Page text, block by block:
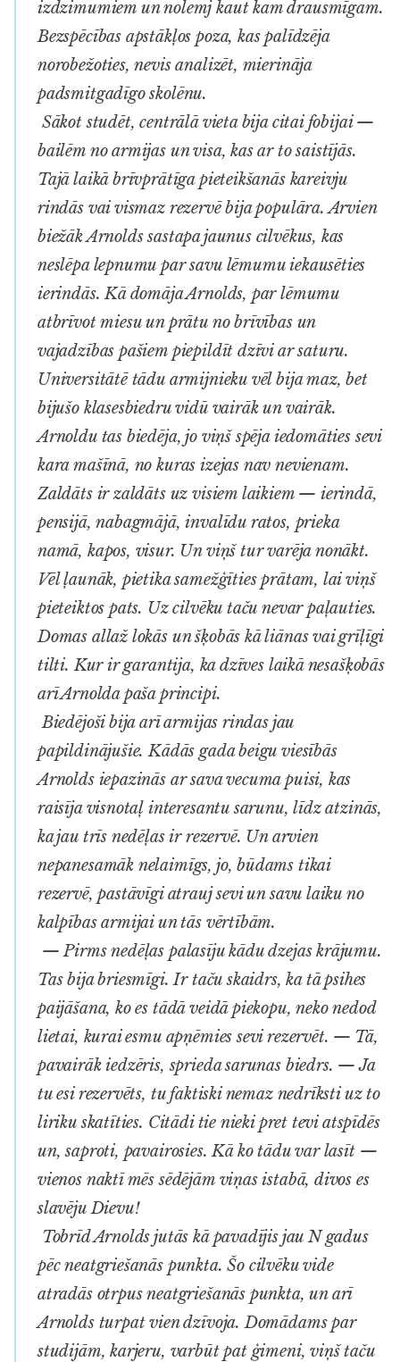
izdzimumiem un nolemj kaut kam drausmīgam.
Bezspēcības apstākļos poza, kas palīdzēja
norobežoties, nevis analizēt, mierināja
padsmitgadīgo skolēnu.
Sākot studēt, centrālā vieta bija citai fobijai —
bailēm no armijas un visa, kas ar to saistījās.
Tajā laikā brīvprātīga pieteikšanās kareivju
rindās vai vismaz rezervē bija populāra. Arvien
biežāk Arnolds sastapa jaunus cilvēkus, kas
neslēpa lepnumu par savu lēmumu iekausēties
ierindās. Kā domāja Arnolds, par lēmumu
atbrīvot miesu un prātu no brīvības un
vajadzības pašiem piepildīt dzīvi ar saturu.
Universitātē tādu armijnieku vēl bija maz, bet
bijušo klasesbiedru vidū vairāk un vairāk.
Arnoldu tas biedēja, jo viņš spēja iedomāties sevi
kara mašīnā, no kuras izejas nav nevienam.
Zaldāts ir zaldāts uz visiem laikiem — ierindā,
pensijā, nabagmājā, invalīdu ratos, prieka
namā, kapos, visur. Un viņš tur varēja nonākt.
Vēl ļaunāk, pietika samežģīties prātam, lai viņš
pieteiktos pats. Uz cilvēku taču nevar paļauties.
Domas allaž lokās un šķobās kā liānas vai grīļīgi
tilti. Kur ir garantija, ka dzīves laikā nesašķobās
arī Arnolda paša principi.
Biedējoši bija arī armijas rindas jau
papildinājušie. Kādās gada beigu viesībās
Arnolds iepazinās ar sava vecuma puisi, kas
raisīja visnotaļ interesantu sarunu, līdz atzinās,
ka jau trīs nedēļas ir rezervē. Un arvien
nepanesamāk nelaimīgs, jo, būdams tikai
rezervē, pastāvīgi atrauj sevi un savu laiku no
kalpības armijai un tās vērtībām.
— Pirms nedēļas palasīju kādu dzejas krājumu.
Tas bija briesmīgi. Ir taču skaidrs, ka tā psihes
paijāšana, ko es tādā veidā piekopu, neko nedod
lietai, kurai esmu apņēmies sevi rezervēt. — Tā,
pavairāk iedzēris, sprieda sarunas biedrs. — Ja
tu esi rezervēts, tu faktiski nemaz nedrīksti uz to
liriku skatīties. Citādi tie nieki pret tevi atspīdēs
un, saproti, pavairosies. Kā ko tādu var lasīt —
vienos naktī mēs sēdējām viņas istabā, divos es
slavēju Dievu!
Tobrīd Arnolds jutās kā pavadījis jau N gadus
pēc neatgriešanās punkta. Šo cilvēku vide
atradās otrpus neatgriešanās punkta, un arī
Arnolds turpat vien dzīvoja. Domādams par
studijām, karjeru, varbūt pat ģimeni, viņš taču